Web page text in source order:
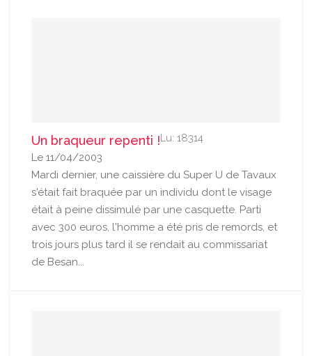
Un braqueur repenti !Lu: 18314
Le 11/04/2003
Mardi dernier, une caissière du Super U de Tavaux
s'était fait braquée par un individu dont le visage
était à peine dissimulé par une casquette. Parti
avec 300 euros, l'homme a été pris de remords, et
trois jours plus tard il se rendait au commissariat
de Besan...